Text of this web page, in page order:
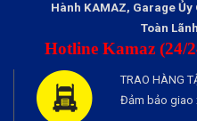
Hành KAMAZ, Garage Ủy
Toàn
Hotline Kamaz (24/
TRAO HÀNG
Đảm bảo giao